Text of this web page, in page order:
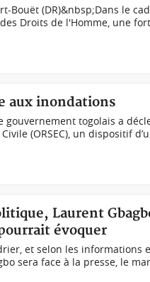
Bouët (DR)&nbsp;Dans le
Droits de l'Homme, une
aux inondations
gouvernement togolais a
(ORSEC), un dispositif
Laurent
évoquer
et selon les informations
sera face à la presse, le